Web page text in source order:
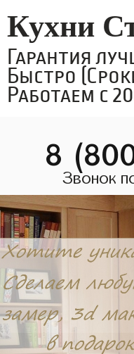
Кухни
Гарантия
Быстро
Работаем с
8
Звонок